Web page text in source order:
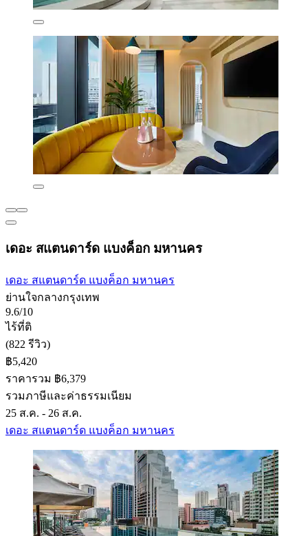
เดอะ สแตนดาร์ด แบงค็อก มหานคร
เดอะ สแตนดาร์ด แบงค็อก มหานคร
ย่านใจกลางกรุงเทพ
9.6/10
ไร้ที่ติ
(822 รีวิว)
฿5,420
ราคารวม ฿6,379
รวมภาษีและค่าธรรมเนียม
25 ส.ค. - 26 ส.ค.
เดอะ สแตนดาร์ด แบงค็อก มหานคร